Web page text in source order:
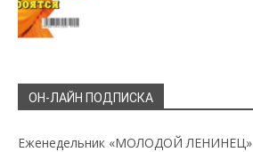
ОН-ЛАЙН ПОДПИСКА
Еженедельник «МОЛОДОЙ ЛЕНИНЕЦ»